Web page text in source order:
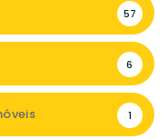
57
6
1